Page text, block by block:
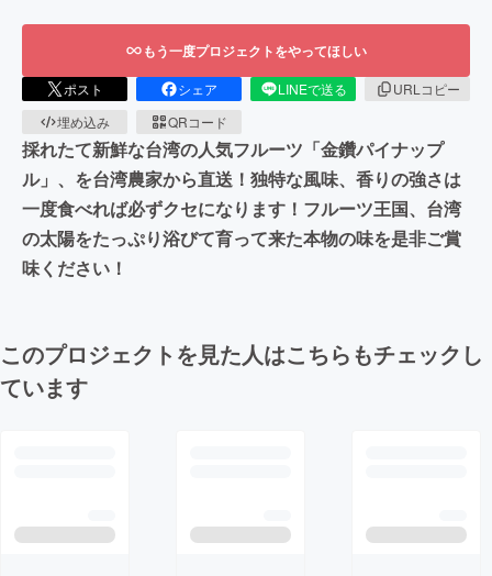
もう一度プロジェクトをやってほしい
ポスト シェア LINEで送る
URLコピー
埋め込み
QRコード
採れたて新鮮な台湾の人気フルーツ「金鑽パイナップ
ル」、を台湾農家から直送！独特な風味、香りの強さは
一度食べれば必ずクセになります！フルーツ王国、台湾
の太陽をたっぷり浴びて育って来た本物の味を是非ご賞
味ください！
このプロジェクトを見た人はこちらもチェックし
ています